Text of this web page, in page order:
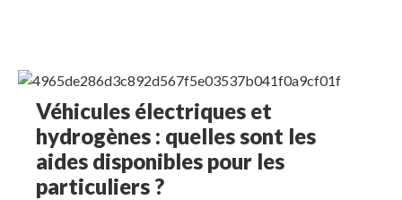
Véhicules électriques et
hydrogènes : quelles sont les
aides disponibles pour les
particuliers ?